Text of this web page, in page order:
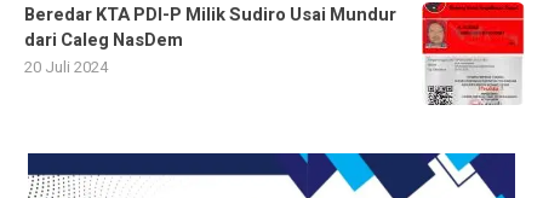
Beredar KTA PDI-P Milik Sudiro Usai Mundur
dari Caleg NasDem
20 Juli 2024